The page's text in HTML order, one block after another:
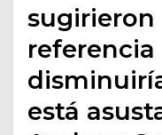
sugirieron
está